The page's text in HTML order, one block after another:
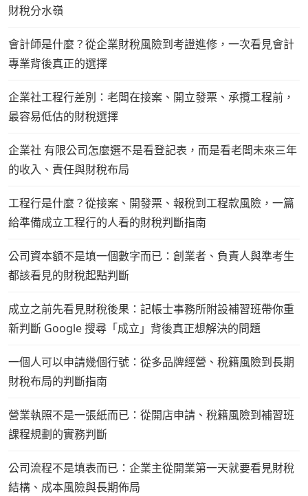
財稅分水嶺
會計師是什麼？從企業財稅風險到考證進修，一次看見會計
專業背後真正的選擇
企業社工程行差別：老闆在接案、開立發票、承攬工程前，
最容易低估的財稅選擇
企業社 有限公司怎麼選不是看登記表，而是看老闆未來三年
的收入、責任與財稅布局
工程行是什麼？從接案、開發票、報稅到工程款風險，一篇
給準備成立工程行的人看的財稅判斷指南
公司資本額不是填一個數字而已：創業者、負責人與準考生
都該看見的財稅起點判斷
成立之前先看見財稅後果：記帳士事務所附設補習班帶你重
新判斷 Google 搜尋「成立」背後真正想解決的問題
一個人可以申請幾個行號：從多品牌經營、稅籍風險到長期
財稅布局的判斷指南
營業執照不是一張紙而已：從開店申請、稅籍風險到補習班
課程規劃的實務判斷
公司流程不是填表而已：企業主從開業第一天就要看見財稅
結構、成本風險與長期佈局